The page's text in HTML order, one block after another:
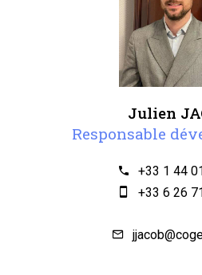
Julien
Responsable
+33 1 44
+33 6 26